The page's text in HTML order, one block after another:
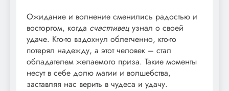
Ожидание и волнение сменились радостью и
восторгом, когда счастливец узнал о своей
удаче. Кто-то вздохнул облегченно, кто-то
потерял надежду, а этот человек – стал
обладателем желаемого приза. Такие моменты
несут в себе долю магии и волшебства,
заставляя нас верить в чудеса и удачу.